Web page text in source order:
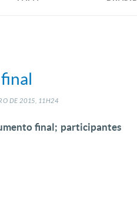
DE2015, 11H24
final; participantes